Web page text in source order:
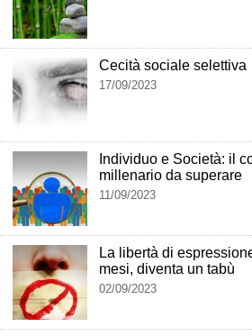
Cecità sociale selettiva
17/09/2023
Individuo e Società: il
millenario da superare
11/09/2023
La libertà di
mesi, diventa un tabù
02/09/2023